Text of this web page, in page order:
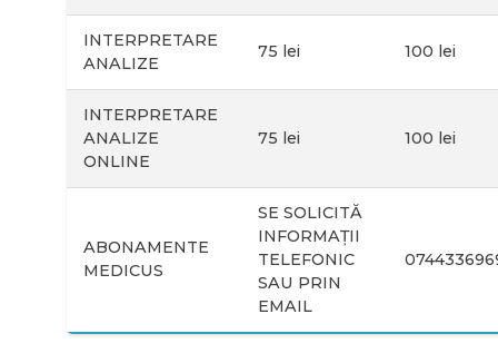
INTERPRETARE
ANALIZE
75 lei 100 lei
INTERPRETARE
ANALIZE
ONLINE
75 lei 100 lei
ABONAMENTE
MEDICUS
SE SOLICITĂ
INFORMAȚII
TELEFONIC
SAU PRIN
EMAIL